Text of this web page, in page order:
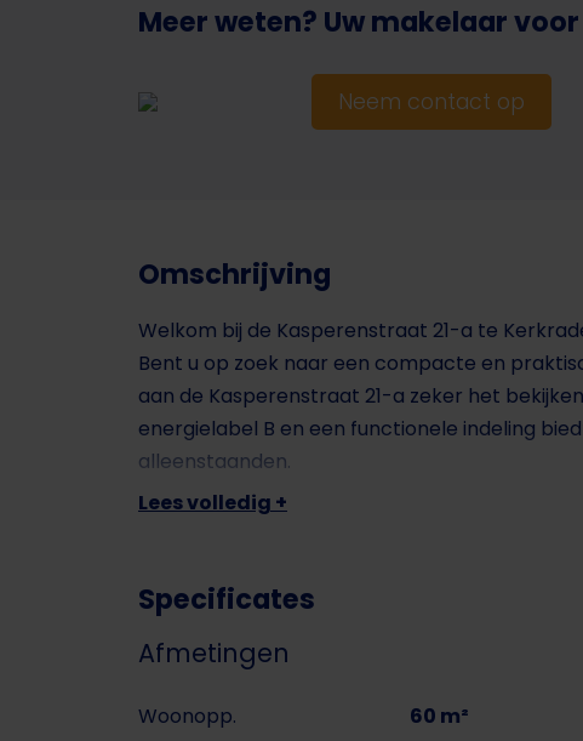
Meer weten? Uw makelaar
Neem contact op
Omschrijving
Welkom bij de Kasperenstraat 21-a te
Bent u op zoek naar een compacte en
aan de Kasperenstraat 21-a zeker het
energielabel B en een functionele indeling
alleenstaanden.
PROJECTNOTARIS: Burgemeestre & Partners
- Bouwjaar: 1994 (conform BAG);
Lees volledig +
Specificates
Afmetingen
Woonopp. 60 m²